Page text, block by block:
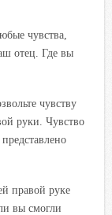
чувства,
отец. Где вы
чувству
руки. Чувство
правой руке
вы смогли